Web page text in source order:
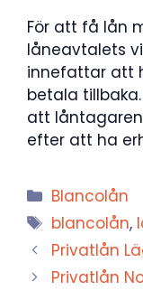
För att få lån
låneavtalets
innefattar att
betala
att
efter att ha
Kategorier
Blancolån
Etiketter
blancolån,
Privatlån
Privatlån